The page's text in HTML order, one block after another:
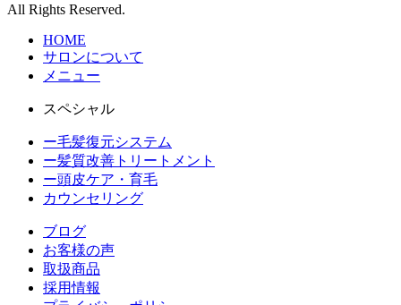
All Rights Reserved.
HOME
サロンについて
メニュー
スペシャル
ー毛髪復元システム
ー髪質改善トリートメント
ー頭皮ケア・育毛
カウンセリング
ブログ
お客様の声
取扱商品
採用情報